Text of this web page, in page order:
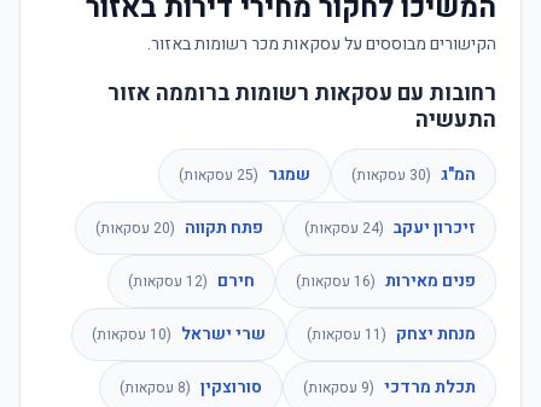
הקישורים מבוססים על עסקאות מכר רשומות באזור.
רחובות עם עסקאות רשומות ברוממה אזור
התעשיה
המ"ג (
30 עסקאות) שמגר (
25 עסקאות)
זיכרון יעקב (
24 עסקאות) פתח תקווה (
20 עסקאות)
פנים מאירות (
16 עסקאות) חירם (
12 עסקאות)
מנחת יצחק (
11 עסקאות) שרי ישראל (
10 עסקאות)
תכלת מרדכי (
9 עסקאות) סורוצקין (
8 עסקאות)